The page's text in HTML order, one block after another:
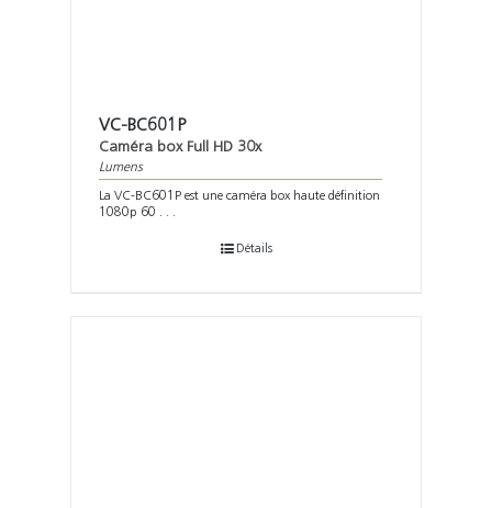
VC-BC601P
Caméra box Full HD 30x
Lumens
La VC-BC601P est une caméra box haute définition
1080p 60 . . .
Détails